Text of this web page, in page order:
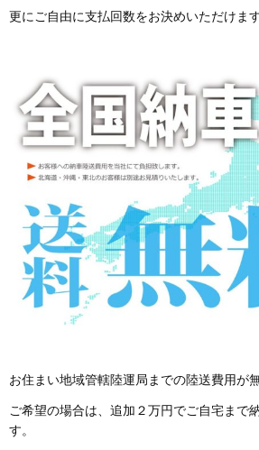
更にご自由に支払回数をお決めいただけます
お住まい地域管轄陸運局までの陸送費用が
ご希望の場合は、追加２万円でご自宅まで
す。